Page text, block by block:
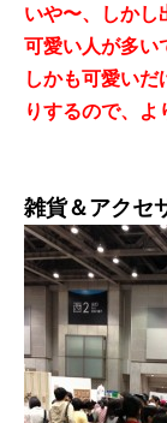
いや〜、しかし
可愛い人が多い
しかも可愛い
りするので、よ
雑貨＆アクセ